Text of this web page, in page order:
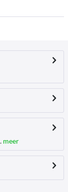
meer